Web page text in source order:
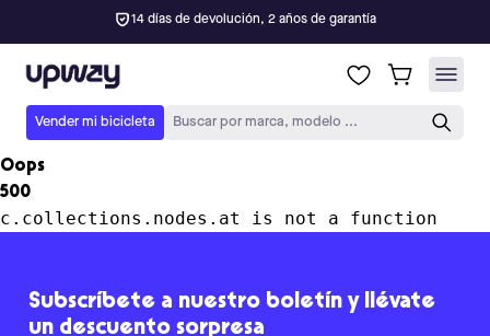
14 días de devolución, 2 años de garantía
Upway
Vender mi bicicleta Buscar por marca, modelo ...
Oops
500
c.collections.nodes.at is not a function
Subscríbete a nuestro boletín y llévate
un descuento sorpresa